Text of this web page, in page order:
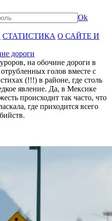
Ok
СТАТИСТИКА О САЙТЕ И
дороги
на обочине дороги в
голов вместе с
(!!!) в районе, где столь
явление. Да, в Мексике
происходит так часто, что
где приходится всего